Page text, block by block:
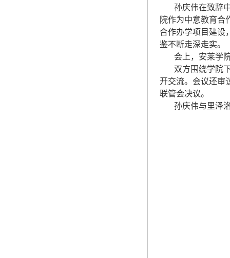
孙庆伟在致辞中
院作为中意教育合
合作办学项目建设
鉴不断走深走实。
会上，安莱学院
双方围绕学院下
开交流。会议还审
联管会决议。
孙庆伟与里泽洛